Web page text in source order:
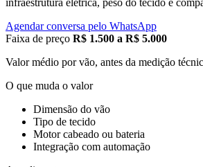
infraestrutura elétrica, peso do tecido e
Agendar conversa pelo WhatsApp
Faixa de preço R$ 1.500 a R$ 5.000
Valor médio por vão, antes da medição
O que muda o valor
Dimensão do vão
Tipo de tecido
Motor cabeado ou bateria
Integração com automação